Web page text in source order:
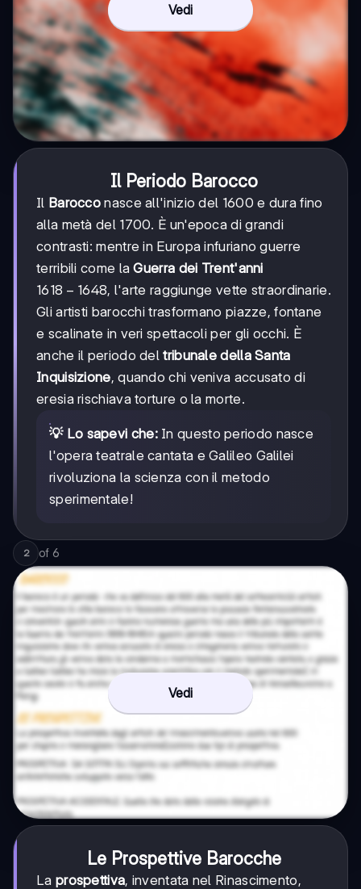
Vedi
Il Periodo Barocco
Il Barocco nasce all'inizio del 1600 e dura fino
alla metà del 1700. È un'epoca di grandi
contrasti: mentre in Europa infuriano guerre
terribili come laGuerra dei Trent'anni
1618-
1648
1618 − 1648, l'arte raggiunge vette straordinarie.
Gli artisti barocchi trasformano piazze, fontane
e scalinate in veri spettacoli per gli occhi. È
anche il periodo deltribunale della Santa
Inquisizione, quando chi veniva accusato di
eresia rischiava torture o la morte.
💡 Lo sapevi che:In questo periodo nasce
l'opera teatrale cantata e Galileo Galilei
rivoluziona la scienza con il metodo
sperimentale!
2 of 6
Vedi
Le Prospettive Barocche
La prospettiva, inventata nel Rinascimento,